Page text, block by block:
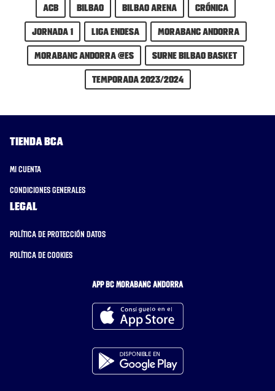
ACB bilbao Bilbao Arena
Crónica
Jornada 1
Liga Endesa
MoraBanc Andorra
MoraBanc Andorra @es
Surne Bilbao Basket
Temporada 2023/2024
Tienda BCA
Mi cuenta
Condiciones generales
Legal
Política de protección datos
Política de cookies
APP BC MORABANC ANDORRA